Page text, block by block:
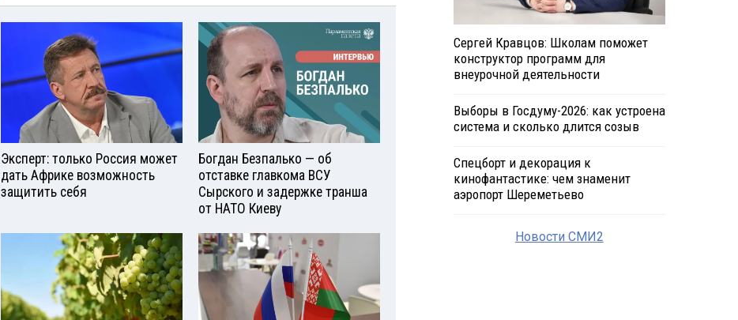
Эксперт: только Россия может
дать Африке возможность
защитить себя
Богдан Безпалько — об
отставке главкома ВСУ
Сырского и задержке транша
от НАТО Киеву
Сергей Кравцов: Школам поможет
конструктор программ для
внеурочной деятельности
Выборы в Госдуму-2026: как устроена
система и сколько длится созыв
Спецборт и декорация к
кинофантастике: чем знаменит
аэропорт Шереметьево
Новости СМИ2